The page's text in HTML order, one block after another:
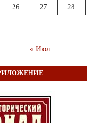
26 27 28
« Июл